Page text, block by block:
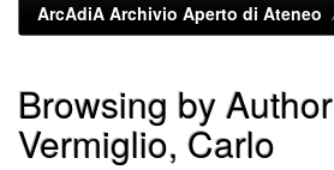
ArcAdiA Archivio Aperto di Ateneo
Browsing by Author
Vermiglio, Carlo